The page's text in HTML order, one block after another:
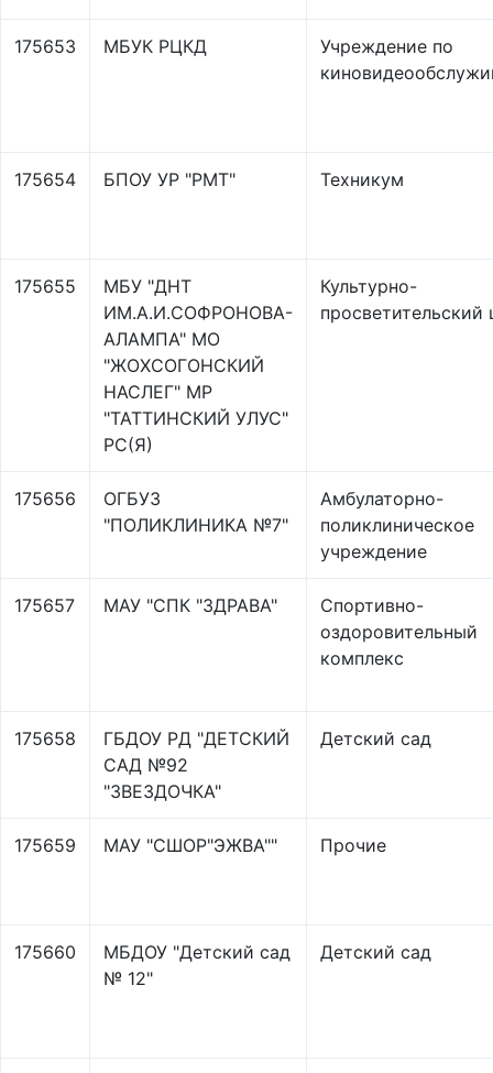
175653 МБУК РЦКД
Учреждение по
175654 БПОУ УР "РМТ" Техникум
175655
МБУ "ДНТ
ИМ.А.И.СОФРОНОВА-
АЛАМПА" МО
"ЖОХСОГОНСКИЙ
НАСЛЕГ" МР
"ТАТТИНСКИЙ УЛУС"
РС(Я)
Культурно-
просветительский
175656
ОГБУЗ
"ПОЛИКЛИНИКА №7"
Амбулаторно-
поликлиническое
учреждение
175657 МАУ "СПК "ЗДРАВА"
Спортивно-
оздоровительный
комплекс
175658
ГБДОУ РД "ДЕТСКИЙ
САД №92
"ЗВЕЗДОЧКА"
Детский сад
175659 МАУ "СШОР"ЭЖВА"" Прочие
175660
МБДОУ "Детский сад
№ 12"
Детский сад